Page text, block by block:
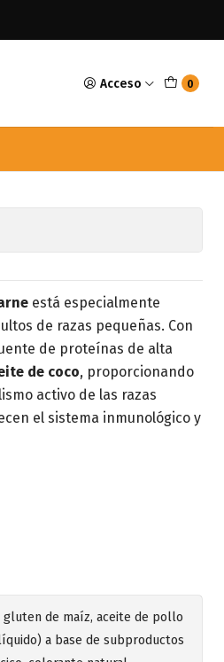
Acceso 0
Adulto Raza
está especialmente
de razas pequeñas. Con
de proteínas de alta
de coco, proporcionando
activo de las razas
el sistema inmunológico y
gluten de maíz, aceite de pollo
a base de subproductos